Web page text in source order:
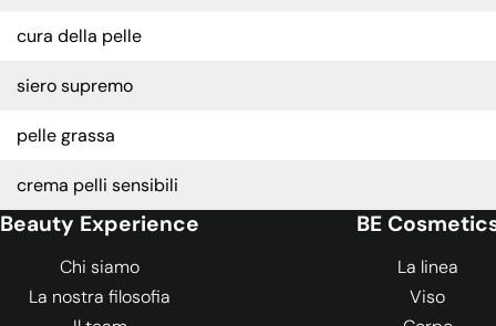
cura della pelle
siero supremo
pelle grassa
crema pelli sensibili
Beauty Experience
Chi siamo
La nostra filosofia
BE
La linea
Viso